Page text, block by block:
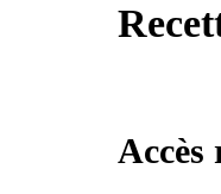
Accès